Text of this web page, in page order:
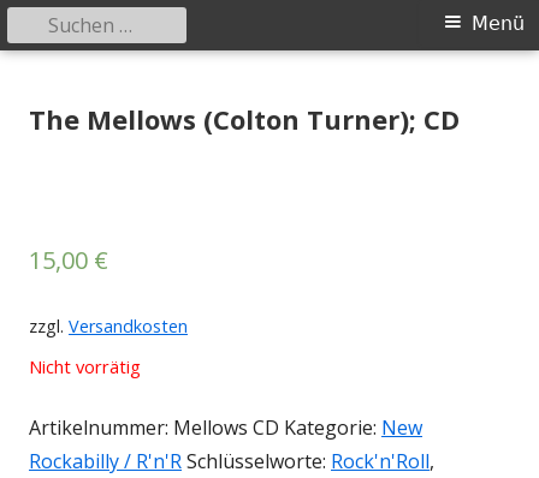
zum
Primäres
Menü
Suchen
nach:
The Mellows (Colton Turner); CD
15,00 €
zzgl. Versandkosten
Nicht vorrätig
Artikelnummer: Mellows CD Kategorie: New
Rockabilly / R'n'RSchlüsselworte: Rock'n'Roll,